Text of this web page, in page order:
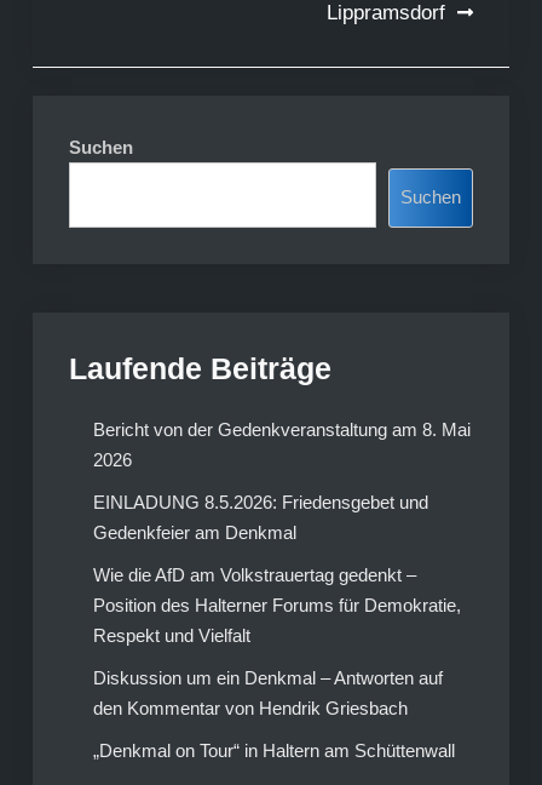
Lippramsdorf
Suchen
Suchen
Laufende Beiträge
Bericht von der Gedenkveranstaltung am 8. Mai
2026
EINLADUNG 8.5.2026: Friedensgebet und
Gedenkfeier am Denkmal
Wie die AfD am Volkstrauertag gedenkt –
Position des Halterner Forums für Demokratie,
Respekt und Vielfalt
Diskussion um ein Denkmal – Antworten auf
den Kommentar von Hendrik Griesbach
„Denkmal on Tour“ in Haltern am Schüttenwall